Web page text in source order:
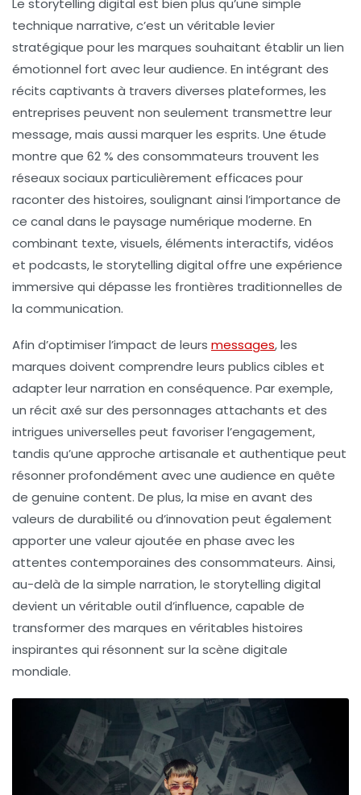
Le storytelling digital est bien plus qu’une simple
technique narrative, c’est un véritable levier
stratégique pour les marques souhaitant établir un lien
émotionnel fort avec leur audience. En intégrant des
récits captivants à travers diverses plateformes, les
entreprises peuvent non seulement transmettre leur
message, mais aussi marquer les esprits. Une étude
montre que 62 % des consommateurs trouvent les
réseaux sociaux particulièrement efficaces pour
raconter des histoires, soulignant ainsi l’importance de
ce canal dans le paysage numérique moderne. En
combinant texte, visuels, éléments interactifs, vidéos
et podcasts, le storytelling digital offre une expérience
immersive qui dépasse les frontières traditionnelles de
la communication.
Afin d’optimiser l’impact de leurs messages, les
marques doivent comprendre leurs publics cibles et
adapter leur narration en conséquence. Par exemple,
un récit axé sur des personnages attachants et des
intrigues universelles peut favoriser l’engagement,
tandis qu’une approche artisanale et authentique peut
résonner profondément avec une audience en quête
de genuine content. De plus, la mise en avant des
valeurs de durabilité ou d’innovation peut également
apporter une valeur ajoutée en phase avec les
attentes contemporaines des consommateurs. Ainsi,
au-delà de la simple narration, le storytelling digital
devient un véritable outil d’influence, capable de
transformer des marques en véritables histoires
inspirantes qui résonnent sur la scène digitale
mondiale.